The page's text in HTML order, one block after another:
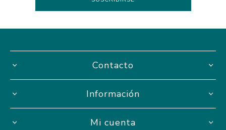
Contacto
Información
Mi cuenta